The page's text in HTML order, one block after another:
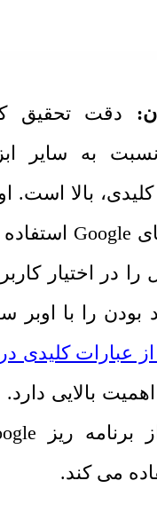
دقت تحقیق
به سایر
بالا است.
Google
در اختیار
بودن را با اوبر
از عبارات کلیدی
بالایی دارد.
برنامه ریز
می کند.